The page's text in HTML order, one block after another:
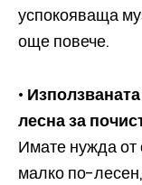
успокояваща
още повече.
•
лесна за
Имате нужда от
малко по-